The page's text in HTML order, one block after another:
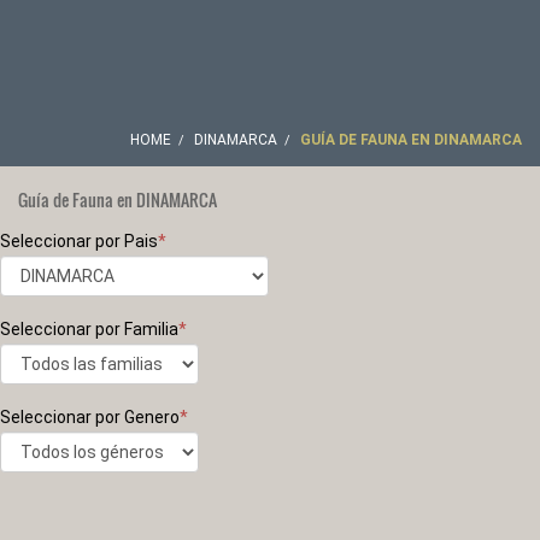
HOME DINAMARCA GUÍA DE FAUNA EN DINAMARCA
Guía de Fauna en DINAMARCA
Seleccionar por Pais*
Seleccionar por Familia*
Seleccionar por Genero*